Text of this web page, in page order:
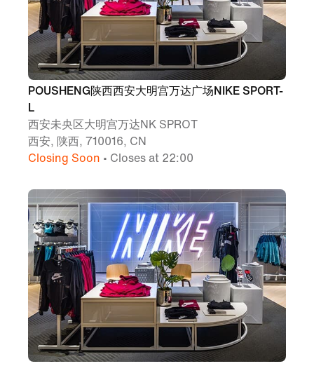
POUSHENG陕西西安大明宫万达广场NIKE SPORT-
L
西安未央区大明宫万达NK SPROT
西安, 陕西, 710016, CN
Closing Soon • Closes at 22:00